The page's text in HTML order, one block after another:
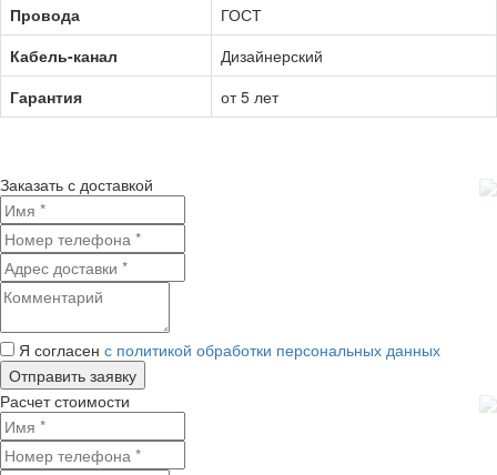
Провода
ГОСТ
Кабель-канал
Дизайнерский
Гарантия
от 5 лет
Заказать с доставкой
Я согласен с политикой обработки персональных данных
Расчет стоимости